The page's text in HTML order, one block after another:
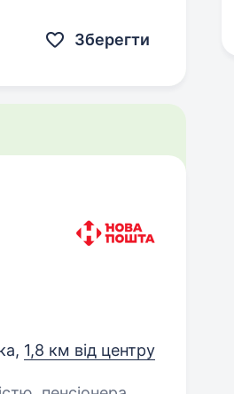
Зберегти
1,8 км від центру